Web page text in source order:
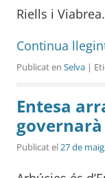
Riells i Viabrea.
Continua
Publicat en Selva |
Entesa
Publicat el27 de